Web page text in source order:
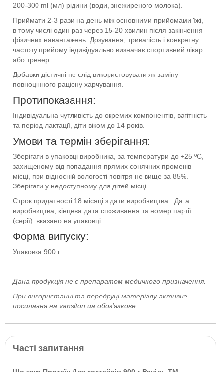
200-300 ml (мл) рідини (води, знежиреного молока).
Приймати 2-3 рази на день між основними прийомами їжі,
в тому числі один раз через 15-20 хвилин після закінчення
фізичних навантажень. Дозування, тривалість і конкретну
частоту прийому індивідуально визначає спортивний лікар
або тренер.
Добавки дієтичні не слід використовувати як заміну
повноцінного раціону харчування.
Протипоказання:
Індивідуальна чутливість до окремих компонентів, вагітність
та період лактації, діти віком до 14 років.
Умови та термін зберігання:
Зберігати в упаковці виробника, за температури до +25 ºС,
захищеному від попадання прямих сонячних променів
місці, при відносній вологості повітря не вище за 85%.
Зберігати у недоступному для дітей місці.
Строк придатності 18 місяці з дати виробництва. Дата
виробництва, кінцева дата споживання та номер партії
(серії): вказано на упаковці.
Форма випуску:
Упаковка 900 г.
Дана продукція не є препаратом медичного призначення.
При використанні та передруці матеріалу активне
посилання на vansiton.ua обов'язкове.
Часті запитання